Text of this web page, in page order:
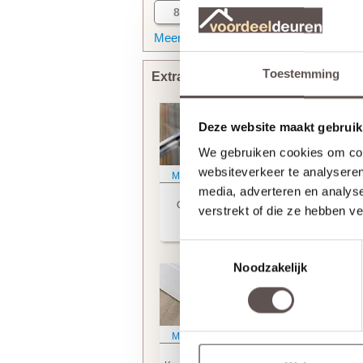
Toestemming
Deze website maakt
We gebruiken cookies om
websiteverkeer te
media, adverteren en
verstrekt of die ze hebben
Noodzakelijk
88
Meer informatie
Extra bewerkingen toevoegen
Meer informatie
Skantrae
Glasmontage
Meer informatie
Skantrae
Tochtvaldorpel
Meer informatie
Skantrae